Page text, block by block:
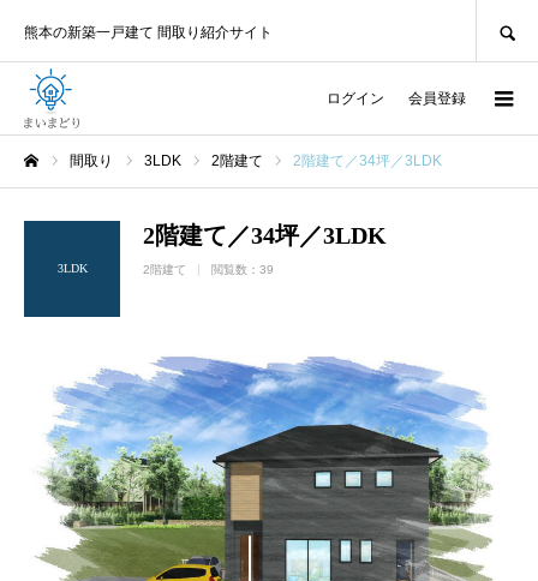
熊本の新築一戸建て 間取り紹介サイト
ログイン 会員登録
間取り 3LDK 2階建て 2階建て／34坪／3LDK
3LDK
2階建て／34坪／3LDK
2階建て 閲覧数：39